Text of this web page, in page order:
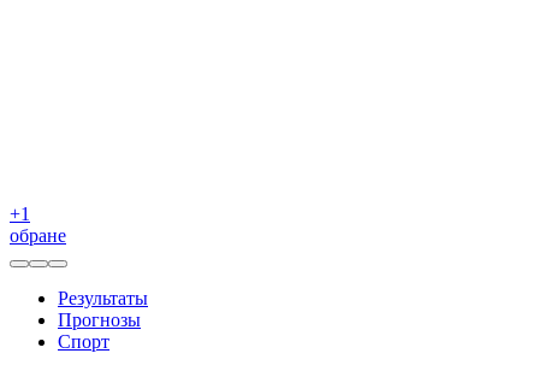
+1
обране
Результаты
Прогнозы
Спорт